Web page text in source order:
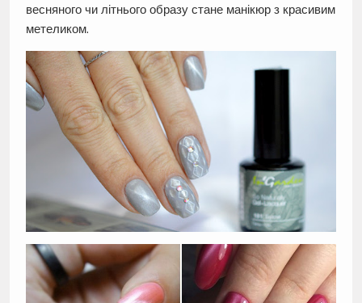
весняного чи літнього образу стане манікюр з красивим
метеликом.